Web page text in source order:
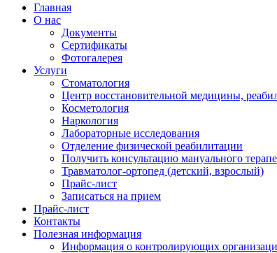
Главная
О нас
Документы
Сертификаты
Фотогалерея
Услуги
Стоматология
Центр восстановительной медицины,
Косметология
Наркология
Лабораторные исследования
Отделение физической реабилитации
Получить консультацию мануального
Травматолог-ортопед (детский, взрослый)
Прайс-лист
Записаться на прием
Прайс-лист
Контакты
Полезная информация
Информация о контролирующих